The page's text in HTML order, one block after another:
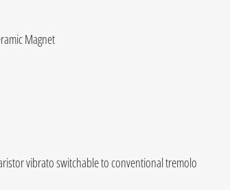
Magnet
vibrato switchable to conventional tremolo